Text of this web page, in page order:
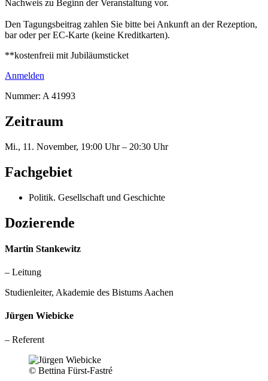
Nachweis zu Beginn der Veranstaltung vor.
Den Tagungsbeitrag zahlen Sie bitte bei Ankunft an der Rezeption,
bar oder per EC-Karte (keine Kreditkarten).
**kostenfreii mit Jubiläumsticket
Anmelden
Nummer: A 41993
Zeitraum
Mi., 11. November, 19:00 Uhr – 20:30 Uhr
Fachgebiet
Politik. Gesellschaft und Geschichte
Dozierende
Martin Stankewitz
– Leitung
Studienleiter, Akademie des Bistums Aachen
Jürgen Wiebicke
– Referent
© Bettina Fürst-Fastré